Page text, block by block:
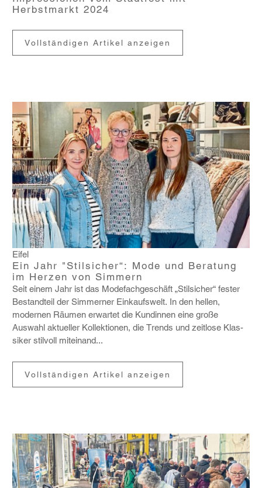
Herbstmarkt 2024
Vollständigen Artikel anzeigen
Eifel
Ein Jahr "Stilsicher“: Mode und Beratung
im Herzen von Simmern
Seit einem Jahr ist das Mode­fach­ge­schäft „Stil­si­cher“ fester
Bestand­teil der Simmerner Einkaufs­welt. In den hellen,
modernen Räumen erwartet die Kundinnen eine große
Auswahl aktu­eller Kollek­tionen, die Trends und zeit­lose Klas­
siker stil­voll miteinand...
Vollständigen Artikel anzeigen